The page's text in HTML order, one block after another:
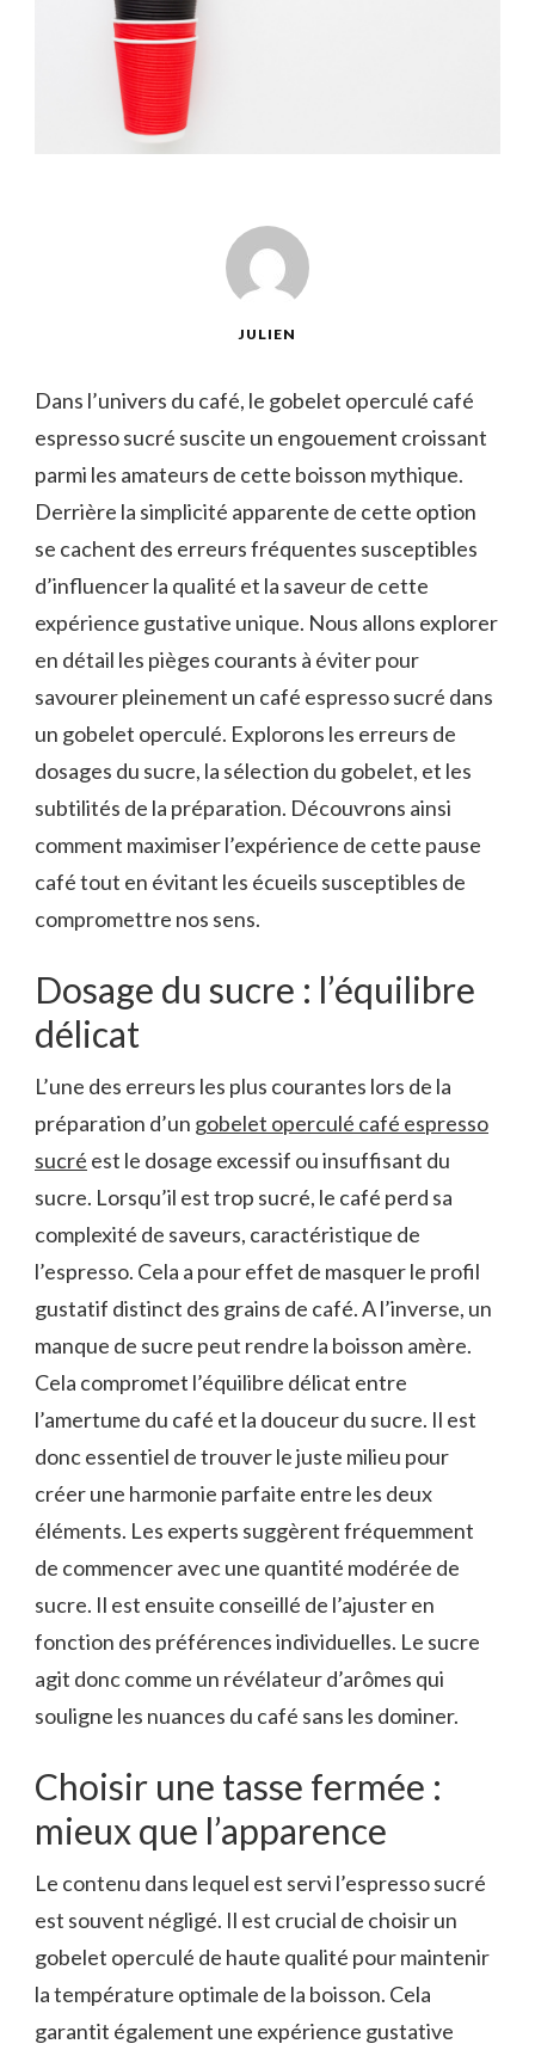
JULIEN
Dans l’univers du café, le gobelet operculé café
espresso sucré suscite un engouement croissant
parmi les amateurs de cette boisson mythique.
Derrière la simplicité apparente de cette option
se cachent des erreurs fréquentes susceptibles
d’influencer la qualité et la saveur de cette
expérience gustative unique. Nous allons explorer
en détail les pièges courants à éviter pour
savourer pleinement un café espresso sucré dans
un gobelet operculé. Explorons les erreurs de
dosages du sucre, la sélection du gobelet, et les
subtilités de la préparation. Découvrons ainsi
comment maximiser l’expérience de cette pause
café tout en évitant les écueils susceptibles de
compromettre nos sens.
Dosage du sucre : l’équilibre
délicat
L’une des erreurs les plus courantes lors de la
préparation d’un gobelet operculé café espresso
sucré est le dosage excessif ou insuffisant du
sucre. Lorsqu’il est trop sucré, le café perd sa
complexité de saveurs, caractéristique de
l’espresso. Cela a pour effet de masquer le profil
gustatif distinct des grains de café. A l’inverse, un
manque de sucre peut rendre la boisson amère.
Cela compromet l’équilibre délicat entre
l’amertume du café et la douceur du sucre. Il est
donc essentiel de trouver le juste milieu pour
créer une harmonie parfaite entre les deux
éléments. Les experts suggèrent fréquemment
de commencer avec une quantité modérée de
sucre. Il est ensuite conseillé de l’ajuster en
fonction des préférences individuelles. Le sucre
agit donc comme un révélateur d’arômes qui
souligne les nuances du café sans les dominer.
Choisir une tasse fermée :
mieux que l’apparence
Le contenu dans lequel est servi l’espresso sucré
est souvent négligé. Il est crucial de choisir un
gobelet operculé de haute qualité pour maintenir
la température optimale de la boisson. Cela
garantit également une expérience gustative